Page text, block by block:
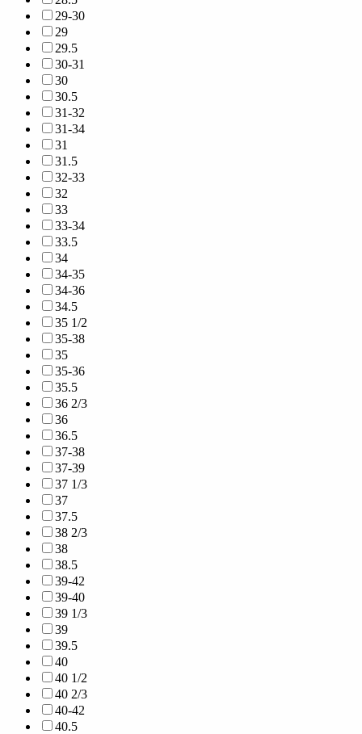
29-30
29
29.5
30-31
30
30.5
31-32
31-34
31
31.5
32-33
32
33
33-34
33.5
34
34-35
34-36
34.5
35 1/2
35-38
35
35-36
35.5
36 2/3
36
36.5
37-38
37-39
37 1/3
37
37.5
38 2/3
38
38.5
39-42
39-40
39 1/3
39
39.5
40
40 1/2
40 2/3
40-42
40.5